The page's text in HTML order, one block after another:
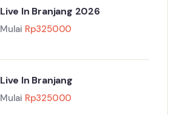
Live In Branjang 2026
Mulai Rp325000
Live In Branjang
Mulai Rp325000